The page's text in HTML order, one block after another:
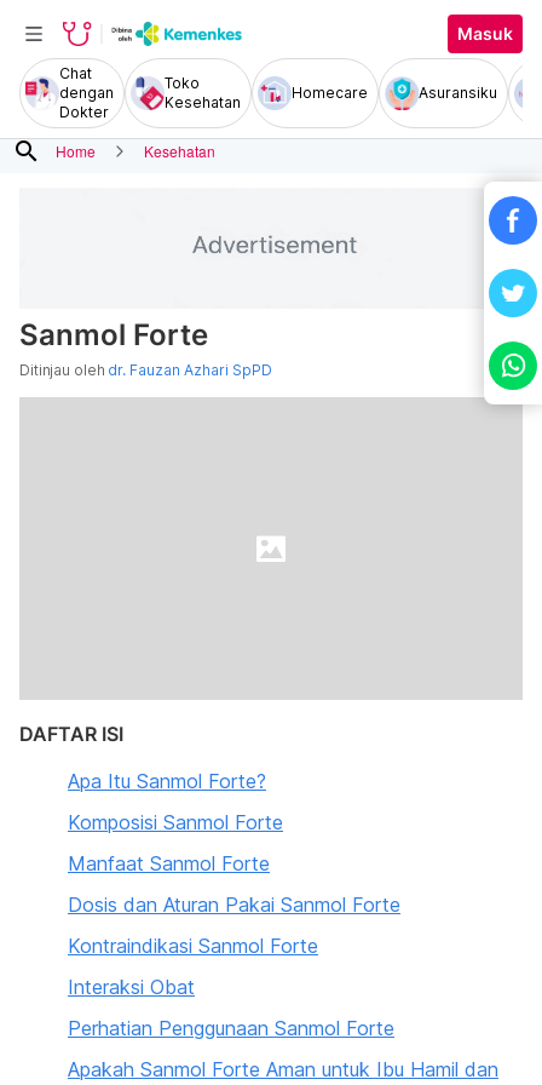
Masuk
Chat
dengan
Dokter
Toko
Kesehatan
Homecare Asuransiku
search Home Kesehatan
Sanmol Forte
Ditinjau oleh dr. Fauzan Azhari SpPD
DAFTAR ISI
Apa Itu Sanmol Forte?
Komposisi Sanmol Forte
Manfaat Sanmol Forte
Dosis dan Aturan Pakai Sanmol Forte
Kontraindikasi Sanmol Forte
Interaksi Obat
Perhatian Penggunaan Sanmol Forte
Apakah Sanmol Forte Aman untuk Ibu Hamil dan